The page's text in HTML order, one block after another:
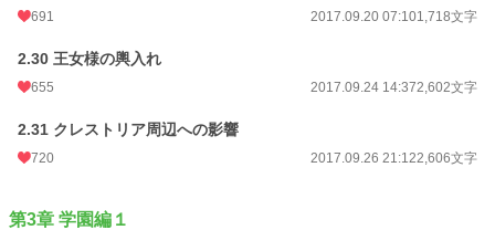
691 2017.09.20 07:101,718文字
2.30 王女様の輿入れ
655 2017.09.24 14:372,602文字
2.31 クレストリア周辺への影響
720 2017.09.26 21:122,606文字
第3章 学園編１